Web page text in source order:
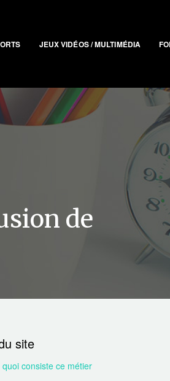
JEUX VIDÉOS / MULTIMÉDIA
de
site
consiste ce métier